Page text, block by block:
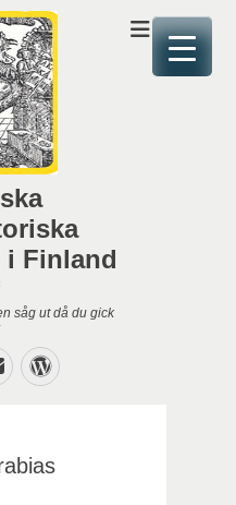
Finland
såg ut då du gick
E-
post
WordPress